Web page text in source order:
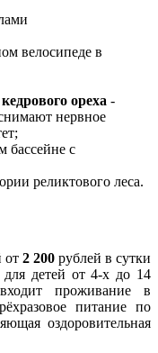
велосипеде в
ореха -
нервное
бассейне с
реликтового леса.
от 2 200 рублей в сутки
для детей от 4-х до 14
проживание в
питание по
оздоровительная